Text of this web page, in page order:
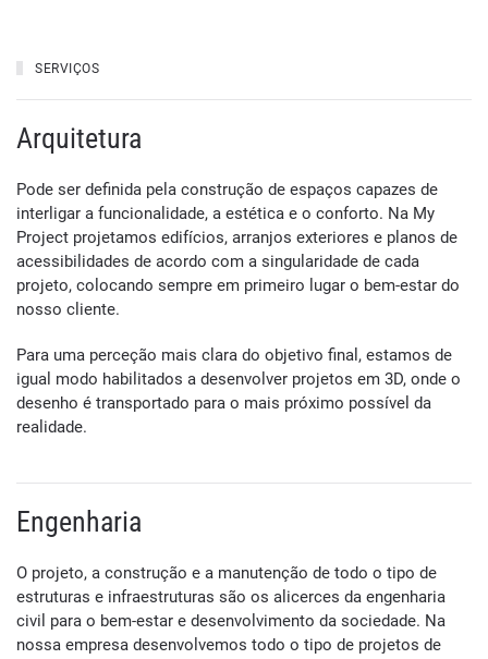
SERVIÇOS
Arquitetura
Pode ser definida pela construção de espaços capazes de
interligar a funcionalidade, a estética e o conforto. Na My
Project projetamos edifícios, arranjos exteriores e planos de
acessibilidades de acordo com a singularidade de cada
projeto, colocando sempre em primeiro lugar o bem-estar do
nosso cliente.
Para uma perceção mais clara do objetivo final, estamos de
igual modo habilitados a desenvolver projetos em 3D, onde o
desenho é transportado para o mais próximo possível da
realidade.
Engenharia
O projeto, a construção e a manutenção de todo o tipo de
estruturas e infraestruturas são os alicerces da engenharia
civil para o bem-estar e desenvolvimento da sociedade. Na
nossa empresa desenvolvemos todo o tipo de projetos de